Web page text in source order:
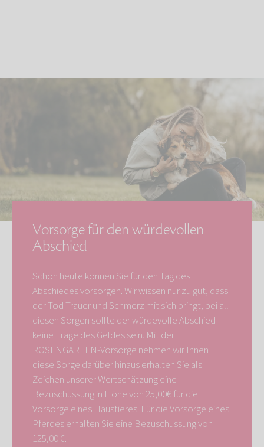
Vorsorge für den würdevollen
Abschied
Schon heute können Sie für den Tag des
Abschiedes vorsorgen. Wir wissen nur zu gut, dass
der Tod Trauer und Schmerz mit sich bringt, bei all
diesen Sorgen sollte der würdevolle Abschied
keine Frage des Geldes sein. Mit der
ROSENGARTEN-Vorsorge nehmen wir Ihnen
diese Sorge darüber hinaus erhalten Sie als
Zeichen unserer Wertschätzung eine
Bezuschussung in Höhe von 25,00€ für die
Vorsorge eines Haustieres. Für die Vorsorge eines
Pferdes erhalten Sie eine Bezuschussung von
125,00 €.